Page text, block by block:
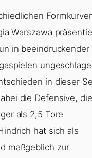
Warszawa
in beeindruckender
in dieser
die Defensive,
als 2,5 Tore
hat sich als
maßgeblich zur